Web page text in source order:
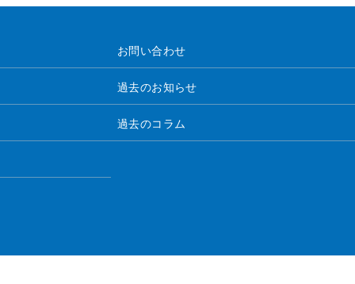
お問い合わせ
過去のお知らせ
過去のコラム